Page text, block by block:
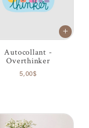
Autocollant -
Overthinker
5,00$